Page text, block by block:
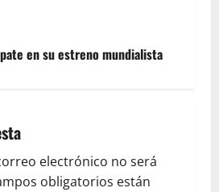
en su estreno mundialista
electrónico no será
obligatorios están